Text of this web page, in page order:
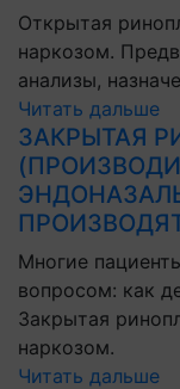
Открытая
наркозом.
анализы,
Читать дальше
ЗАКРЫТАЯ
Многие
вопросом: как
Закрытая
наркозом.
Читать дальше